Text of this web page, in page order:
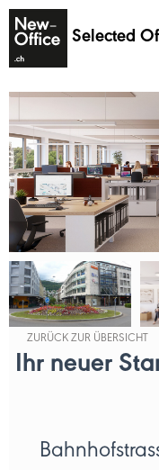
Selected
Ihr neuer
ZURÜCK ZUR ÜBERSICHT